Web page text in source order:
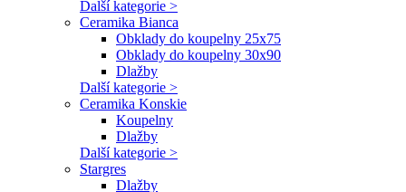
Další kategorie >
Ceramika Bianca
Obklady do koupelny 25x75
Obklady do koupelny 30x90
Dlažby
Další kategorie >
Ceramika Konskie
Koupelny
Dlažby
Další kategorie >
Stargres
Dlažby